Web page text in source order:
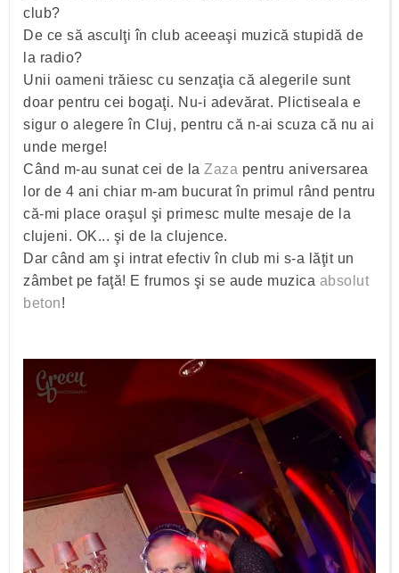
club?
De ce să asculţi în club aceeaşi muzică stupidă de
la radio?
Unii oameni trăiesc cu senzaţia că alegerile sunt
doar pentru cei bogaţi. Nu-i adevărat. Plictiseala e
sigur o alegere în Cluj, pentru că n-ai scuza că nu ai
unde merge!
Când m-au sunat cei de la Zaza pentru aniversarea
lor de 4 ani chiar m-am bucurat în primul rând pentru
că-mi place oraşul şi primesc multe mesaje de la
clujeni. OK... şi de la clujence.
Dar când am şi intrat efectiv în club mi s-a lăţit un
zâmbet pe faţă! E frumos şi se aude muzica absolut
beton!